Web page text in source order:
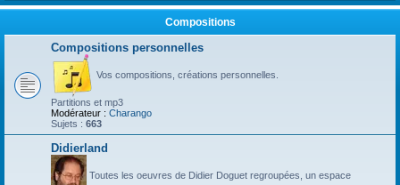
Compositions
Compositions personnelles
Vos compositions, créations personnelles.
Partitions et mp3
Modérateur : Charango
Sujets : 663
Didierland
Toutes les oeuvres de Didier Doguet regroupées, un espace